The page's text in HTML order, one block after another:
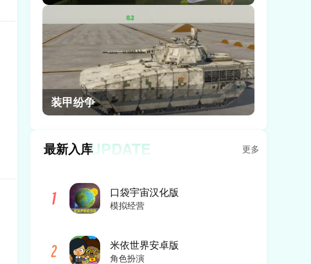
装甲纷争
最新入库UPDATE 更多
口袋宇宙汉化版
模拟经营
米依世界安卓版
角色扮演